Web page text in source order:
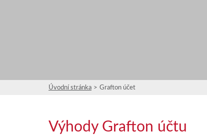
Úvodní stránka Grafton účet
Výhody Grafton účtu